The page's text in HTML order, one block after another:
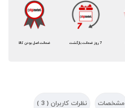
ضمانت اصل بودن کالا 7 روز ضمانت بازگشت
مشخصات نظرات کاربران ( 3
)